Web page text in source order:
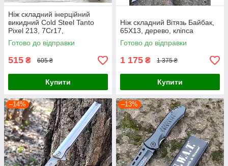
Ніж складний інерційний
викидний Cold Steel Tanto
Pixel 213, 7Cr17,
Готово до відправки
515 ₴ 605 ₴
Купити
Ніж складний Вітязь Байбак,
65Х13, дерево, кліпса
Готово до відправки
1 175 ₴ 1 375 ₴
Купити
–14% –13%